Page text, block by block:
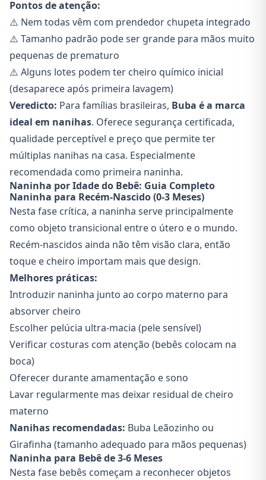
Pontos de atenção:
⚠️ Nem todas vêm com prendedor chupeta integrado
⚠️ Tamanho padrão pode ser grande para mãos muito
pequenas de prematuro
⚠️ Alguns lotes podem ter cheiro químico inicial
(desaparece após primeira lavagem)
Veredicto: Para famílias brasileiras, Buba é a marca
ideal em nanihas. Oferece segurança certificada,
qualidade perceptível e preço que permite ter
múltiplas nanihas na casa. Especialmente
recomendada como primeira naninha.
Naninha por Idade do Bebê: Guia Completo
Naninha para Recém-Nascido (0-3 Meses)
Nesta fase crítica, a naninha serve principalmente
como objeto transicional entre o útero e o mundo.
Recém-nascidos ainda não têm visão clara, então
toque e cheiro importam mais que design.
Melhores práticas:
Introduzir naninha junto ao corpo materno para
absorver cheiro
Escolher pelúcia ultra-macia (pele sensível)
Verificar costuras com atenção (bebês colocam na
boca)
Oferecer durante amamentação e sono
Lavar regularmente mas deixar residual de cheiro
materno
Nanihas recomendadas: Buba Leãozinho ou
Girafinha (tamanho adequado para mãos pequenas)
Naninha para Bebê de 3-6 Meses
Nesta fase bebês começam a reconhecer objetos